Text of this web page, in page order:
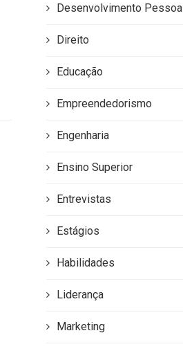
Desenvolvimento Pessoal
Direito
Educação
Empreendedorismo
Engenharia
Ensino Superior
Entrevistas
Estágios
Habilidades
Liderança
Marketing